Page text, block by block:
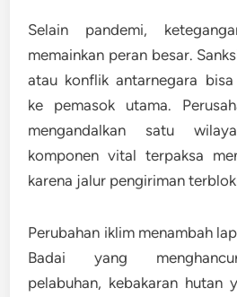
Selain pandemi,
memainkan peran besar.
atau konflik antarnegara
ke pemasok utama.
mengandalkan satu
komponen vital terpaksa
karena jalur pengiriman
Perubahan iklim menambah
Badai yang
pelabuhan, kebakaran hutan